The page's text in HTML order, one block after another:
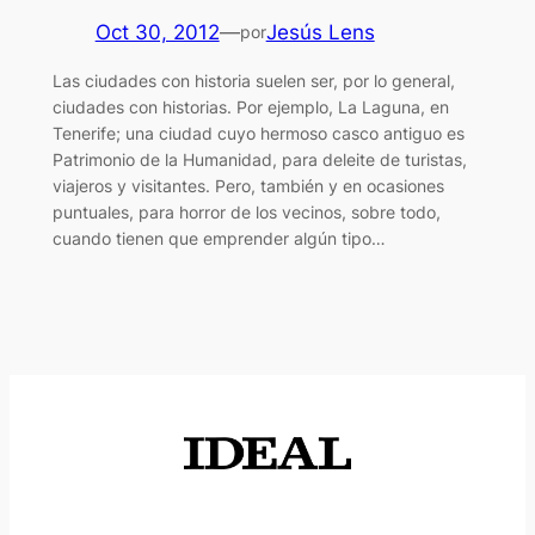
Oct 30, 2012—porJesús Lens
Las ciudades con historia suelen ser, por lo general,
ciudades con historias. Por ejemplo, La Laguna, en
Tenerife; una ciudad cuyo hermoso casco antiguo es
Patrimonio de la Humanidad, para deleite de turistas,
viajeros y visitantes. Pero, también y en ocasiones
puntuales, para horror de los vecinos, sobre todo,
cuando tienen que emprender algún tipo…